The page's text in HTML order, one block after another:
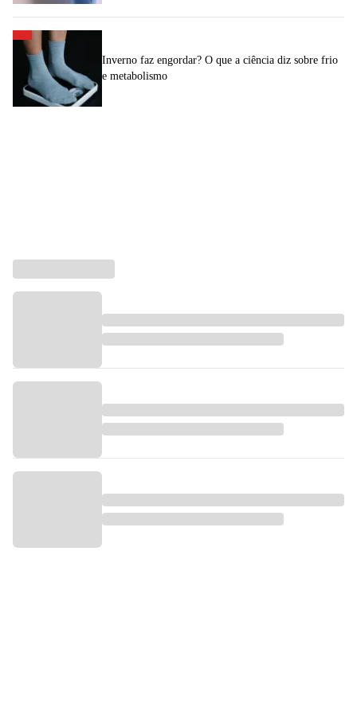
Inverno faz engordar? O que a ciência diz sobre frio
e metabolismo